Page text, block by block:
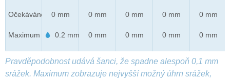
Očekáváno
Maximum
0 mm
0.2 mm
0 mm
0 mm
0 mm
0 mm
0 mm
0 mm
0 mm
0 mm
Pravděpodobnost udává šanci, že spadne alespoň 0,1 mm
srážek. Maximum zobrazuje nejvyšší možný úhrn srážek,